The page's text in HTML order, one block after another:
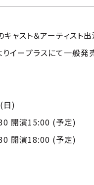
ャスト＆アーティスト
イープラスにて一般発
日)
開演15:00 (予定)
開演18:00 (予定)